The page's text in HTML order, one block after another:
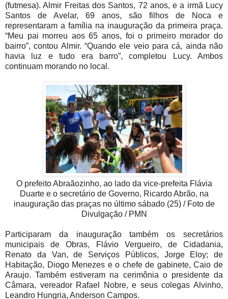
(futmesa). Almir Freitas dos Santos, 72 anos, e a irmã Lucy
Santos de Avelar, 69 anos, são filhos de Noca e
representaram a família na inauguração da primeira praça.
“Meu pai morreu aos 65 anos, foi o primeiro morador do
bairro”, contou Almir. “Quando ele veio para cá, ainda não
havia luz e tudo era barro”, completou Lucy. Ambos
continuam morando no local.
O prefeito Abraãozinho, ao lado da vice-prefeita Flávia
Duarte e o secretário de Governo, Ricardo Abrão, na
inauguração das praças no último sábado (25) / Foto de
Divulgação / PMN
Participaram da inauguração também os secretários
municipais de Obras, Flávio Vergueiro, de Cidadania,
Renato da Van, de Serviços Públicos, Jorge Eloy; de
Habitação, Diogo Menezes e o chefe de gabinete, Caio de
Araujo. Também estiveram na cerimônia o presidente da
Câmara, vereador Rafael Nobre, e seus colegas Alvinho,
Leandro Hungria, Anderson Campos.